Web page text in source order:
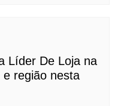
Líder De Loja na
região nesta